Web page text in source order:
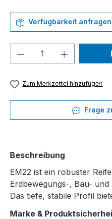
Verfügbarkeit anfragen
Produkt Anzahl:
Zum Merkzettel hinzufügen
Frage
Beschreibung
EM22 ist ein robuster
Erdbewegungs-, Bau- und
Das tiefe, stabile Profil
Marke &